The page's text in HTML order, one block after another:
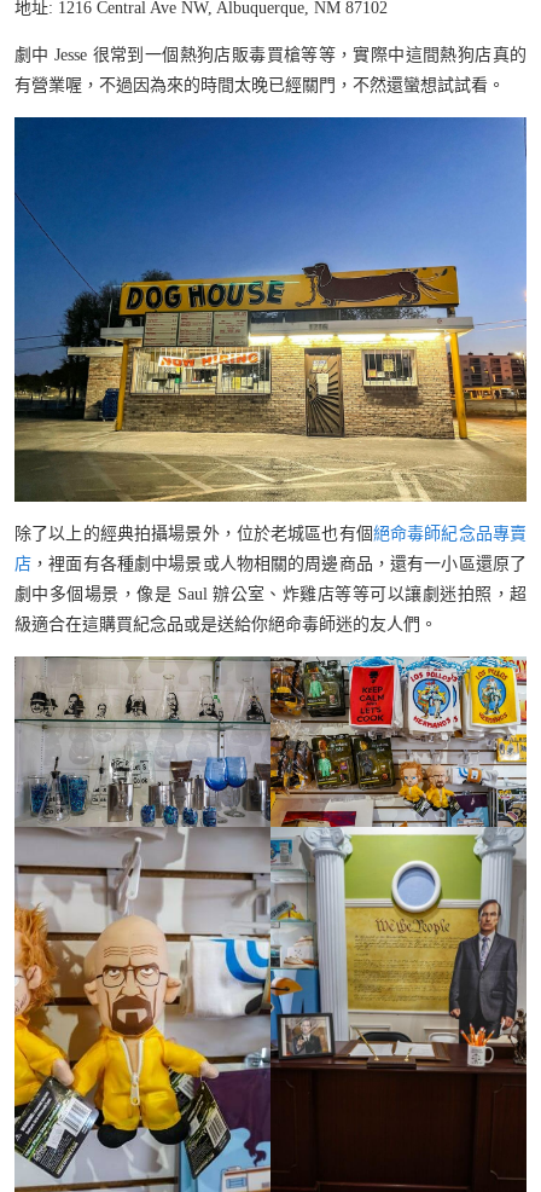
地址: 1216 Central Ave NW, Albuquerque, NM 87102
劇中 Jesse 很常到一個熱狗店販毒買槍等等，實際中這間熱狗店真的
有營業喔，不過因為來的時間太晚已經關門，不然還蠻想試試看。
除了以上的經典拍攝場景外，位於老城區也有個絕命毒師紀念品專賣
店 ，裡面有各種劇中場景或人物相關的周邊商品，還有一小區還原了
劇中多個場景，像是 Saul 辦公室、炸雞店等等可以讓劇迷拍照，超
級適合在這購買紀念品或是送給你絕命毒師迷的友人們。